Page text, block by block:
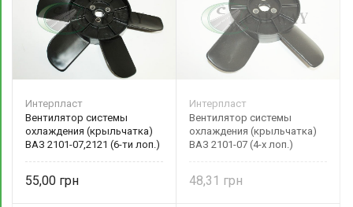
Интерпласт
Вентилятор системы
охлаждения (крыльчатка)
ВАЗ 2101-07,2121 (6-ти лоп.)
55,00
Интерпласт
Вентилятор системы
охлаждения (крыльчатка)
ВАЗ 2101-07 (4-х лоп.)
48,31